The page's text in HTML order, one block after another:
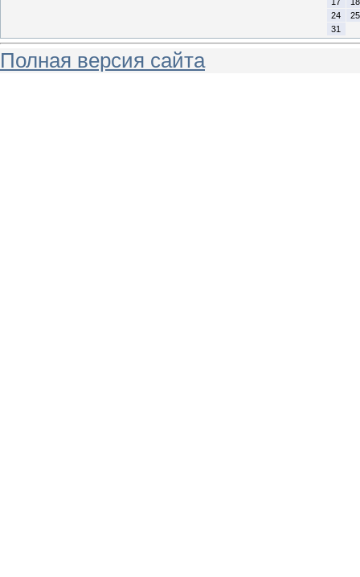
24
25
31
Полная версия сайта